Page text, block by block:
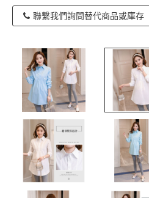
聯繫我們詢問替代商品或庫存